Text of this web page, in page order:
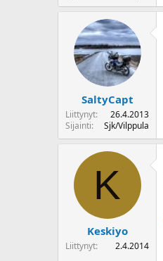
SaltyCapt
Liittynyt
26.4.2013
Sijainti
Sjk/Vilppula
K
Keskiyo
Liittynyt 2.4.2014